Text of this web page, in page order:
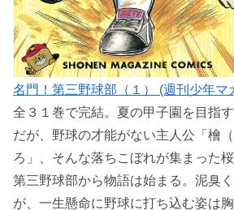
名門！第三野球部（１） (週刊少年マ
全３１巻で完結。夏の甲子園を目指
だが、野球の才能がない主人公「檜
ろ」、そんな落ちこぼれが集まった
第三野球部から物語は始まる。泥臭
が、一生懸命に野球に打ち込む姿は